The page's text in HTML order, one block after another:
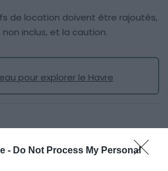
- Do Not Process My Personal
de location doivent être rajoutés,
inclus, et la caution.
pour explorer le Havre
10 choses incontournables à faire